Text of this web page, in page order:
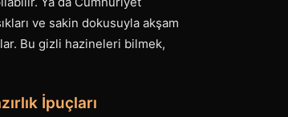
ve sakin dokusuyla akşam
Bu gizli hazineleri bilmek,
İpuçları